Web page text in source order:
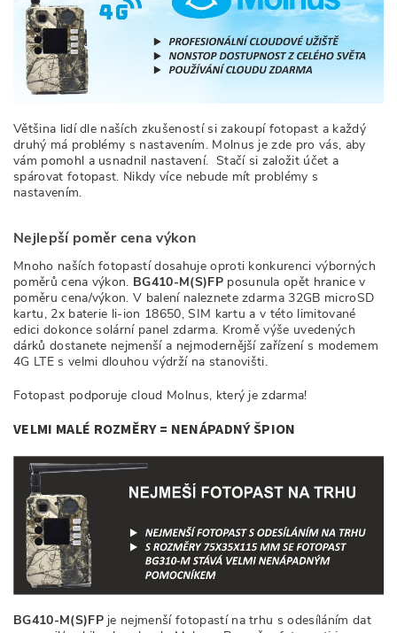
Většina lidí dle naších zkušeností si zakoupí fotopast a každý
druhý má problémy s nastavením. Molnus je zde pro vás, aby
vám pomohl a usnadnil nastavení. Stačí si založit účet a
spárovat fotopast. Nikdy více nebude mít problémy s
nastavením.
Nejlepší poměr cena výkon
Mnoho naších fotopastí dosahuje oproti konkurenci výborných
poměrů cena výkon. BG410-M(S)FPposunula opět hranice v
poměru cena/výkon. V balení naleznete zdarma 32GB microSD
kartu, 2x baterie li-ion 18650, SIM kartu a v této limitované
edici dokonce solární panel zdarma. Kromě výše uvedených
dárků dostanete nejmenší a nejmodernější zařízení s modemem
4G LTE s velmi dlouhou výdrží na stanovišti.
Fotopast podporuje cloud Molnus, který je zdarma!
VELMI MALÉ ROZMĚRY = NENÁPADNÝ ŠPION
BG410-M(S)FPje nejmenší fotopastí na trhu s odesíláním dat